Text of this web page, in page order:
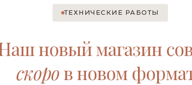
ТЕХНИЧЕСКИЕ РАБОТЫ
новый магазин
скоров новом